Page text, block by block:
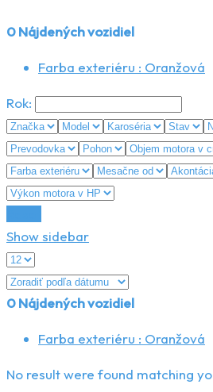
0Nájdených vozidiel
Farba exteriéru : Oranžová
Rok:
Show sidebar
0Nájdených vozidiel
Farba exteriéru : Oranžová
No result were found matching